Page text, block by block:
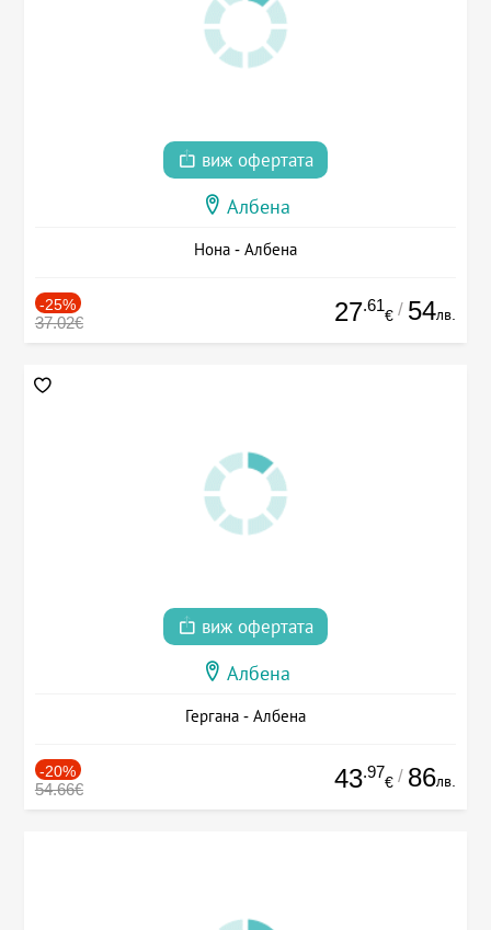
виж офертата
Албена
Нона - Албена
-25%
37.02€ 27.61
€ / 54лв.
виж офертата
Албена
Гергана - Албена
-20%
54.66€ 43.97
€ / 86лв.